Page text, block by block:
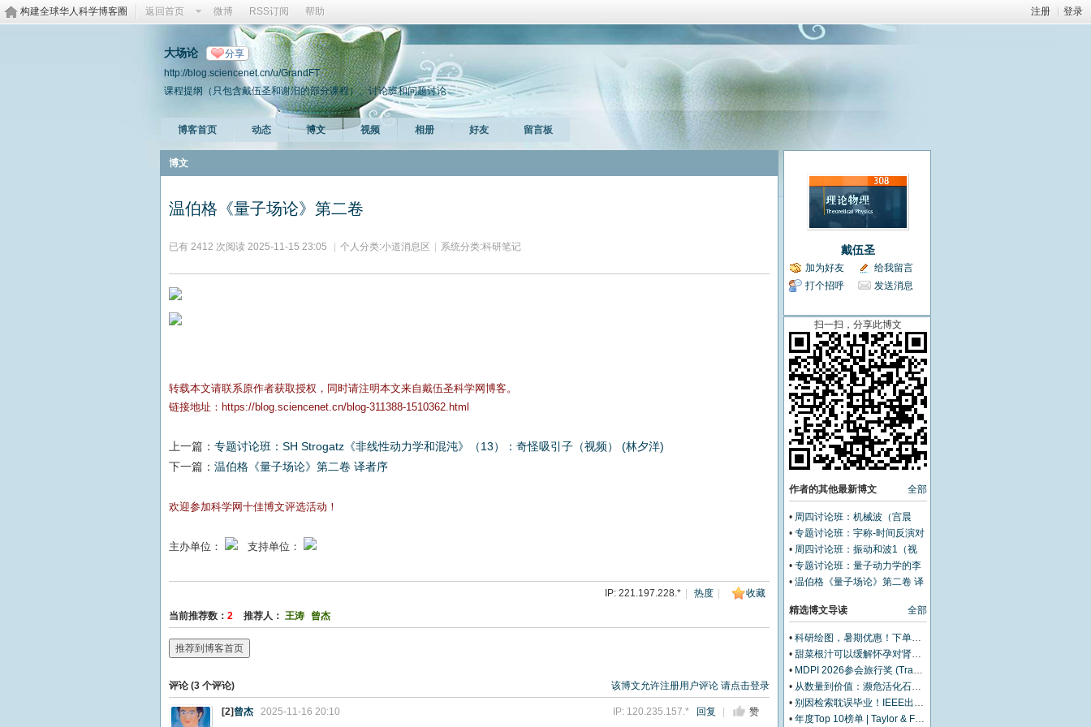
注册 登录
构建全球华人科学博客圈 返回首页 微博 RSS订阅 帮助
大场论 分享
http://blog.sciencenet.cn/u/GrandFT
课程提纲（只包含戴伍圣和谢汨的部分课程）、讨论班和问题讨论
博客首页 动态 博文 视频 相册 好友 留言板
博文
温伯格《量子场论》第二卷
已有 2412 次阅读 2025-11-15 23:05 个人分类:小道消息区 系统分类:科研笔记
转载本文请联系原作者获取授权，同时请注明本文来自戴伍圣科学网博客。
链接地址： https://blog.sciencenet.cn/blog-311388-1510362.html
上一篇： 专题讨论班：SH Strogatz《非线性动力学和混沌》（13）：奇怪吸引子（视频） (林夕洋)
下一篇： 温伯格《量子场论》第二卷 译者序
欢迎参加科学网十佳博文评选活动！
主办单位： 支持单位：
收藏
IP: 221.197.228.* | 热度 |
当前推荐数： 2 推荐人： 王涛 曾杰
推荐到博客首页
该博文允许注册用户评论 请点击登录
评论 (3 个评论)
IP: 120.235.157.* 回复 赞
[2] 曾杰 2025-11-16 20:10
戴伍圣
加为好友
给我留言
打个招呼
发送消息
扫一扫，分享此博文
全部
作者的其他最新博文
• 周四讨论班：机械波（宫晨
然）
• 专题讨论班：宇称-时间反演对
称系统的例外点（视频）（纪帅
涵）
• 周四讨论班：振动和波1（视
频）（宫晨然）
• 专题讨论班：量子动力学的李
代数解耦（视频）（纪帅涵）
• 温伯格《量子场论》第二卷 译
全部
精选博文导读
• 科研绘图，暑期优惠！下单立减500元
• 甜菜根汁可以缓解怀孕对肾脏的压力
• MDPI 2026参会旅行奖 (Travel Award) 中国区获奖名单公布！
• 从数量到价值：濒危活化石ELF 理论重塑濒危物种保护优先级
• 别因检索耽误毕业！IEEE出版+EI快检索，8-9月会议合集征稿中
• 年度Top 10榜单 | Taylor & Francis科学与技术领域中国作者最受欢迎的热门文章榜单出炉！